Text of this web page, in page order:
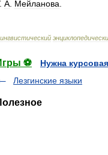
. А Мейланова
⚽
Нужна
Лезгинские языки